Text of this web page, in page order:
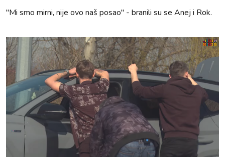
"Mi smo mirni, nije ovo naš posao" - branili su se Anej i Rok.